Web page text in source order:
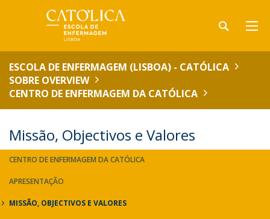
ESCOLA DE ENFERMAGEM (LISBOA) - CATÓLICA
SOBRE OVERVIEW
CENTRO DE ENFERMAGEM DA CATÓLICA
Missão, Objectivos e Valores
CENTRO DE ENFERMAGEM DA CATÓLICA
APRESENTAÇÃO
MISSÃO, OBJECTIVOS E VALORES